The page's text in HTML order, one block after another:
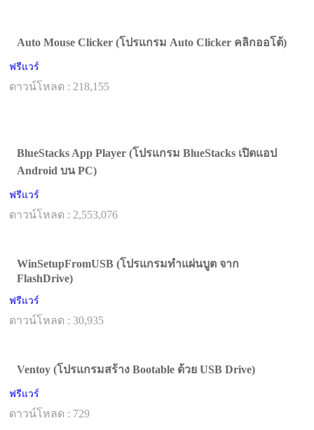
Auto Mouse Clicker (โปรแกรม Auto Clicker คลิกออโต้)
ฟรีแวร์
ดาวน์โหลด : 218,155
BlueStacks App Player (โปรแกรม BlueStacks เปิดแอป
Android บน PC)
ฟรีแวร์
ดาวน์โหลด : 2,553,076
WinSetupFromUSB (โปรแกรมทำแผ่นบูต จาก
FlashDrive)
ฟรีแวร์
ดาวน์โหลด : 30,935
Ventoy (โปรแกรมสร้าง Bootable ด้วย USB Drive)
ฟรีแวร์
ดาวน์โหลด : 729